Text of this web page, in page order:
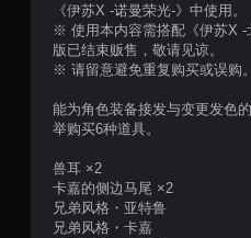
《伊苏X -诺曼荣光-》中使用。
※ 使用本内容需搭配《伊苏X -
版已结束贩售，敬请见谅。
※ 请留意避免重复购买或误购。
能为角色装备接发与变更发色
举购买6种道具。
兽耳 ×2
卡嘉的侧边马尾 ×2
兄弟风格・亚特鲁
兄弟风格・卡嘉